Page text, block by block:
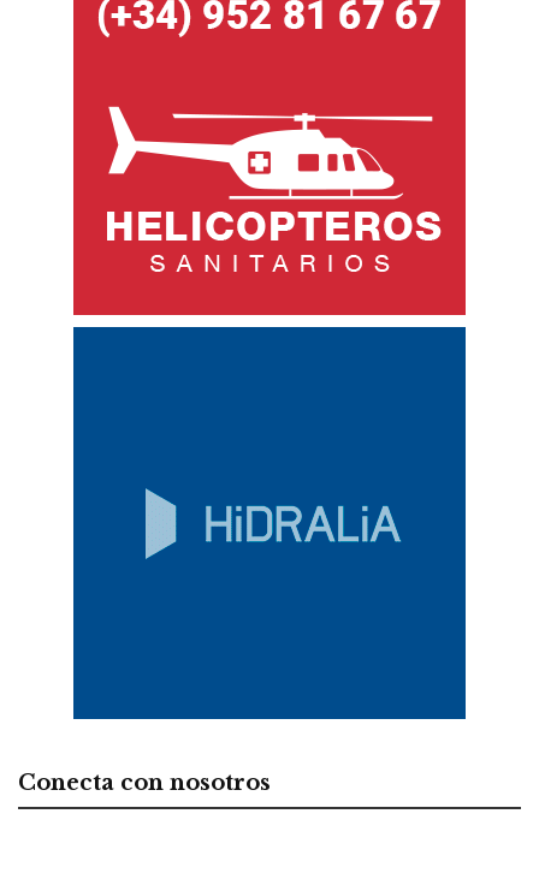
Conecta con nosotros